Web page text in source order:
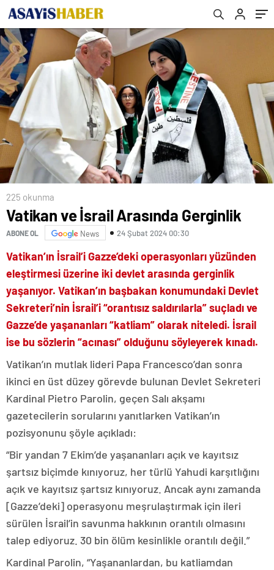
225 okunma
Vatikan ve İsrail Arasında Gerginlik
ABONE OL News 24 Şubat 2024 00:30
Vatikan’ın İsrail’i Gazze’deki operasyonları yüzünden
eleştirmesi üzerine iki devlet arasında gerginlik
yaşanıyor. Vatikan’ın başbakan konumundaki Devlet
Sekreteri’nin İsrail’i “orantısız saldırılarla” suçladı ve
Gazze’de yaşananları “katliam” olarak niteledi. İsrail
ise bu sözlerin “acınası” olduğunu söyleyerek kınadı.
Vatikan’ın mutlak lideri Papa Francesco’dan sonra
ikinci en üst düzey görevde bulunan Devlet Sekreteri
Kardinal Pietro Parolin, geçen Salı akşamı
gazetecilerin sorularını yanıtlarken Vatikan’ın
pozisyonunu şöyle açıkladı:
“Bir yandan 7 Ekim’de yaşananları açık ve kayıtsız
şartsız biçimde kınıyoruz, her türlü Yahudi karşıtlığını
açık ve kayıtsız şartsız kınıyoruz. Ancak aynı zamanda
[Gazze’deki] operasyonu meşrulaştırmak için ileri
sürülen İsrail’in savunma hakkının orantılı olmasını
talep ediyoruz. 30 bin ölüm kesinlikle orantılı değil.”
Kardinal Parolin, “Yaşananlardan, bu katliamdan